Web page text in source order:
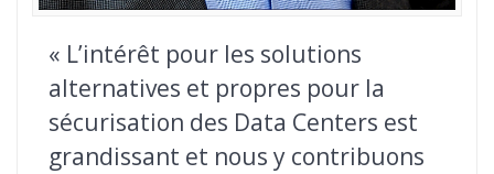
« L’intérêt pour les solutions
alternatives et propres pour la
sécurisation des Data Centers est
grandissant et nous y contribuons